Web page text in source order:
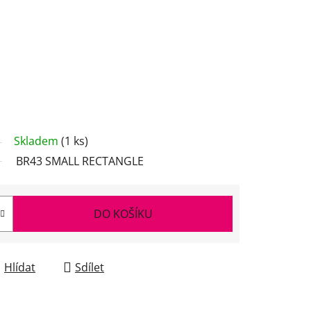
Skladem (1 ks)
BR43 SMALL RECTANGLE
DO KOŠÍKU
Hlídat Sdílet